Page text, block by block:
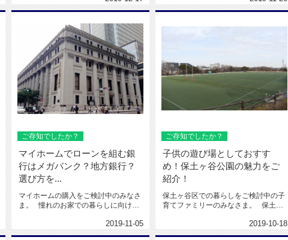
ご存知でしたか？
マイホームでローンを組む銀
行はメガバンク？地方銀行？
選び方を...
マイホームの購入をご検討中のみなさ
ま。 憧れのお家での暮らしに向け
2019-11-05
ご存知でしたか？
子供の遊び場としておすす
め！保土ヶ谷公園の魅力をご
紹介！
保土ヶ谷区での暮らしをご検討中の子
育てファミリーのみなさま。 保土ヶ
2019-10-18